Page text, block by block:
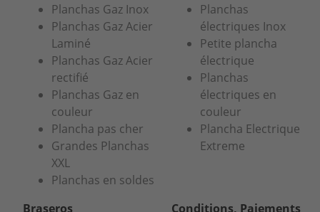
Planchas Gaz Inox
Planchas Gaz Acier
Laminé
Planchas Gaz Acier
rectifié
Planchas Gaz en
couleur
Plancha pas cher
Grandes Planchas
XXL
Planchas en soldes
Planchas
électriques Inox
Petite plancha
électrique
Planchas
électriques en
couleur
Plancha Electrique
Extreme
Braseros
Conditions, Paiements